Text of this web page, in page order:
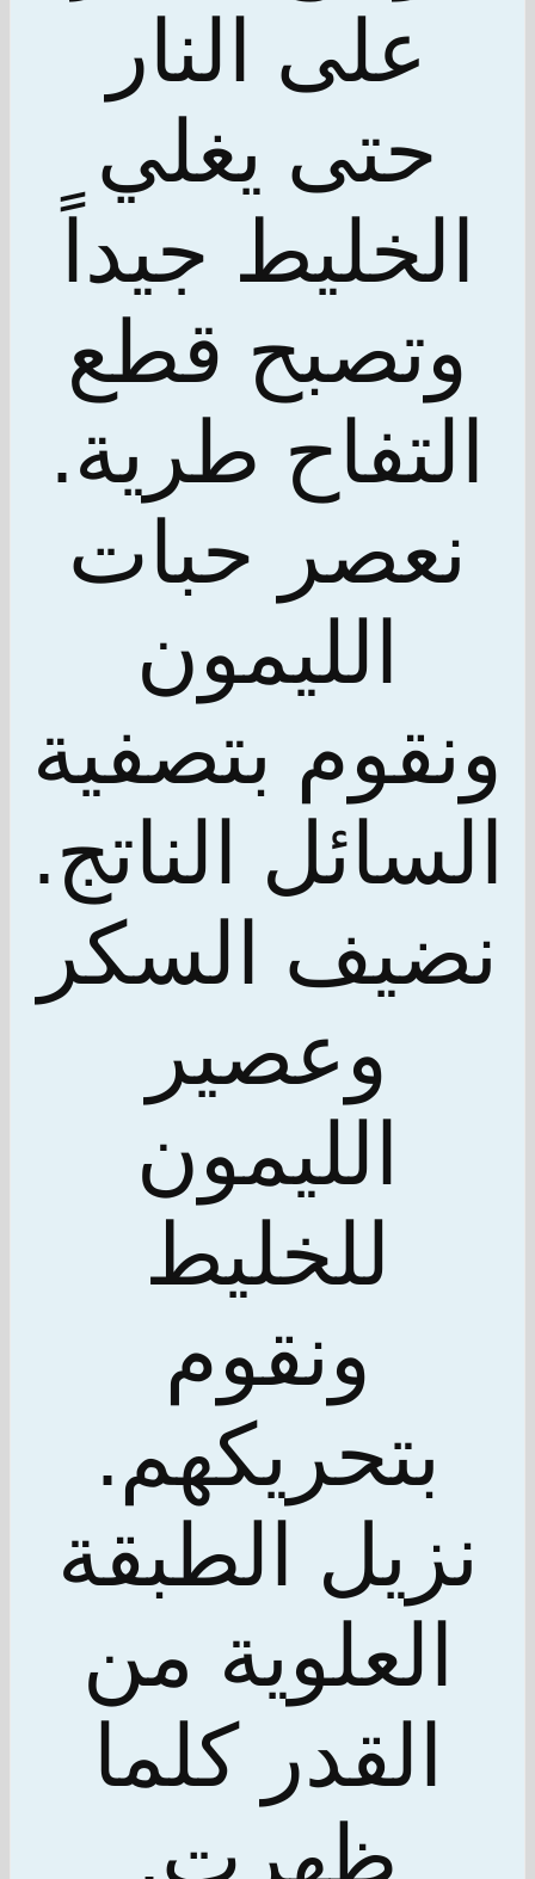
على النار
حتى يغلي
الخليط جيداً
وتصبح قطع
التفاح طرية.
نعصر حبات
الليمون
ونقوم بتصفية
السائل الناتج.
نضيف السكر
وعصير
الليمون
للخليط
ونقوم
بتحريكهم.
نزيل الطبقة
العلوية من
القدر كلما
ظهرت.